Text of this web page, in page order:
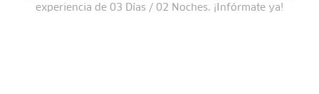
experiencia de 03 Días / 02 Noches. ¡Infórmate ya!